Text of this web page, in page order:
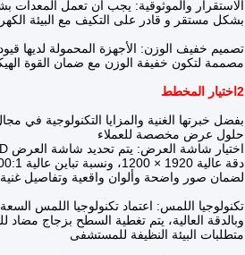
الاستقرار والموثوقية: يجب أن تعمل
بشكل مستقر و قادر على التكيف مع البيئة
تصميم خفيف الوزن: الأجهزة المحمولة لديها
مصممة لتكون خفيفة الوزن مع ضمان القوة
2اختيار المخطط
بفضل خبرتها الغنية والمزايا التكنولوجية في
حلول عرض مخصصة للعملاء
اختيار شاشة العرض: يتم تحديد شاشة العرض LCD من الدرجة الطبية من تقنية شاشة IPS الصلبة 10.1 بوصة ، والتي لديها
دقة عالية 1920 × 1200، ونسبة تباين عالية 1000:1، زاوية عرض واسعة 170 درجة، وضوء يصل إلى 800cd / m2 ،
لضمان صور واضحة وألوان واقعية وتفاصيل غنية.
تكنولوجيا اللمس: اعتماد تكنولوجيا اللمس السعة المتوقعة ، تدعم 10 نقاط
وبالدقة العالية، يتم تغطية السطح بزجاج مضاد
متطلبات البيئة النظيفة للمستشفى